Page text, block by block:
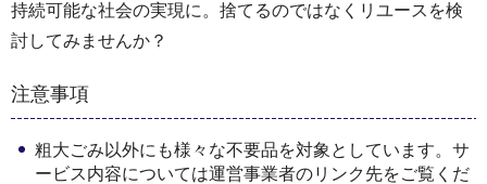
持続可能な社会の実現に。捨てるのではなくリユースを検
討してみませんか？
注意事項
粗大ごみ以外にも様々な不要品を対象としています。サ
ービス内容については運営事業者のリンク先をご覧くだ